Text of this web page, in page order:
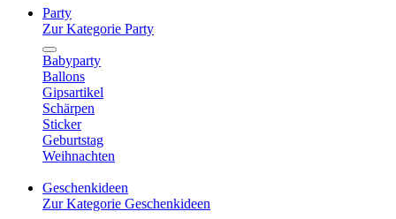
Party
Zur Kategorie Party
Babyparty
Ballons
Gipsartikel
Schärpen
Sticker
Geburtstag
Weihnachten
Geschenkideen
Zur Kategorie Geschenkideen